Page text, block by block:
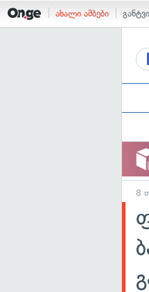
ახალი ამბები
8